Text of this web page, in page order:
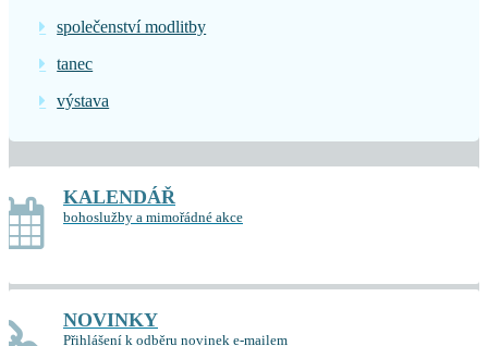
společenství modlitby
tanec
výstava
KALENDÁŘ
bohoslužby a mimořádné akce
NOVINKY
Přihlášení k odběru novinek e-mailem